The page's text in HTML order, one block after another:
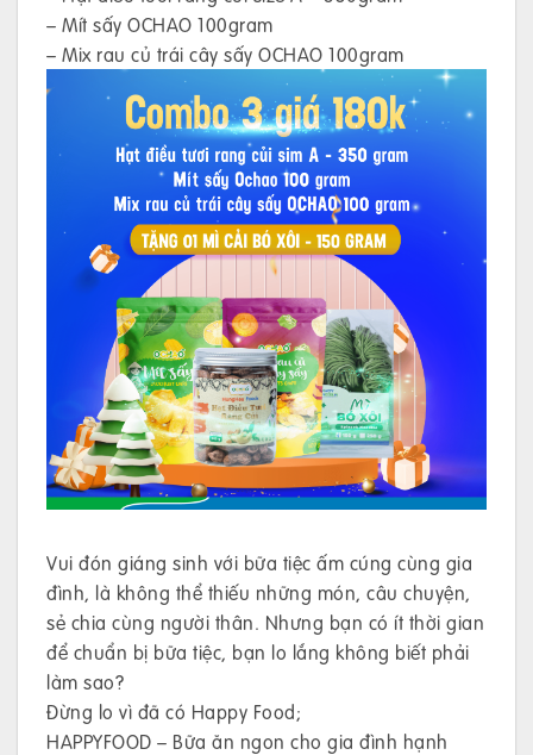
– Mít sấy OCHAO 100gram
– Mix rau củ trái cây sấy OCHAO 100gram
Vui đón giáng sinh với bữa tiệc ấm cúng cùng gia
đình, là không thể thiếu những món, câu chuyện,
sẻ chia cùng người thân. Nhưng bạn có ít thời gian
để chuẩn bị bữa tiệc, bạn lo lắng không biết phải
làm sao?
Đừng lo vì đã có Happy Food;
HAPPYFOOD – Bữa ăn ngon cho gia đình hạnh